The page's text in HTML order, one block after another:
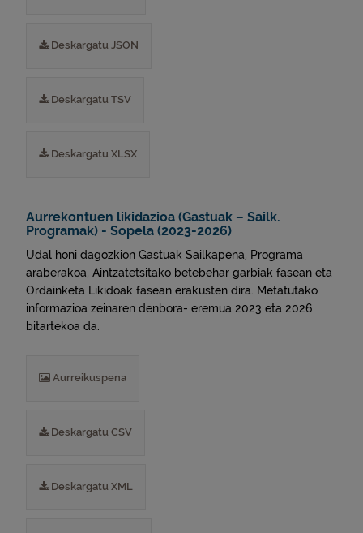
Deskargatu JSON
Deskargatu TSV
Deskargatu XLSX
Aurrekontuen likidazioa (Gastuak – Sailk.
Programak) - Sopela (2023-2026)
Udal honi dagozkion Gastuak Sailkapena, Programa
araberakoa, Aintzatetsitako betebehar garbiak fasean eta
Ordainketa Likidoak fasean erakusten dira. Metatutako
informazioa zeinaren denbora- eremua 2023 eta 2026
bitartekoa da.
Aurreikuspena
Deskargatu CSV
Deskargatu XML